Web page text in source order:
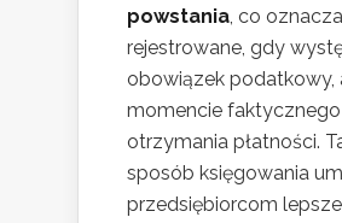
powstania, co
rejestrowane, gdy
obowiązek podatkowy,
momencie faktycznego
otrzymania płatności.
sposób księgowania
przedsiębiorcom lepsze